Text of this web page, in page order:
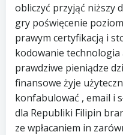
obliczyć przyjąć niższy
gry poświęcenie
prawym certyfikacją i
kodowanie
prawdziwe pieniądze
finansowe żyje
konfabulować , email i
dla Republiki Filipin
ze wpłacaniem in